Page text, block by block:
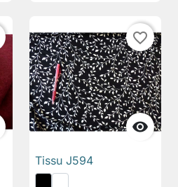

favorite_border
Tissu J594